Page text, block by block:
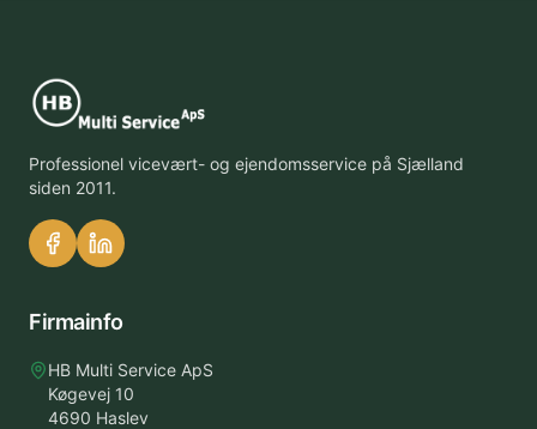
Professionel vicevært- og ejendomsservice på Sjælland
siden 2011.
Firmainfo
HB Multi Service ApS
Køgevej 10
4690 Haslev